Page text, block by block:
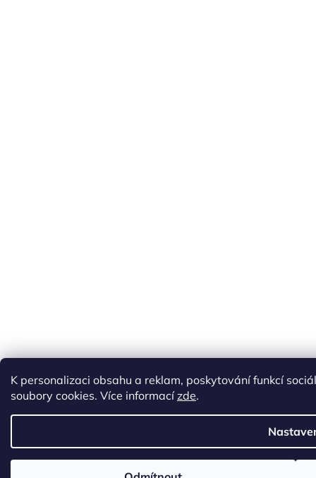
K personalizaci obsahu a reklam, poskytování funkcí
soubory cookies. Více informacízde.